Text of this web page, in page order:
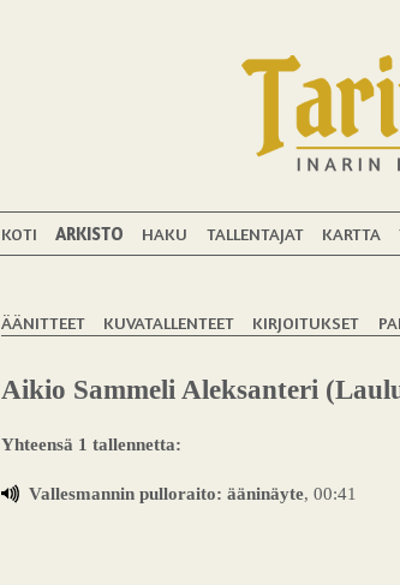
KOTI ARKISTO HAKU TALLENTAJAT KARTTA
ÄÄNITTEET KUVATALLENTEET KIRJOITUKSET
Aikio Sammeli Aleksanteri
Yhteensä 1 tallennetta:
Vallesmannin pulloraito: ääninäyte, 00:41